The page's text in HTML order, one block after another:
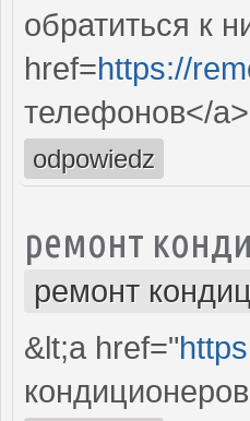
обратиться к
href=https://
телефонов</
odpowiedz
ремонт
ремонт
&lt;a href="